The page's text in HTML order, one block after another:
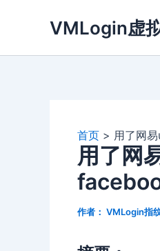
VMLogin虚
首页 用了网
用了网
作者： VMLogin指